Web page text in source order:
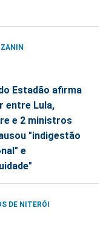
Estadão afirma
entre Lula,
e 2 ministros
"indigestão
e
DE NITERÓI